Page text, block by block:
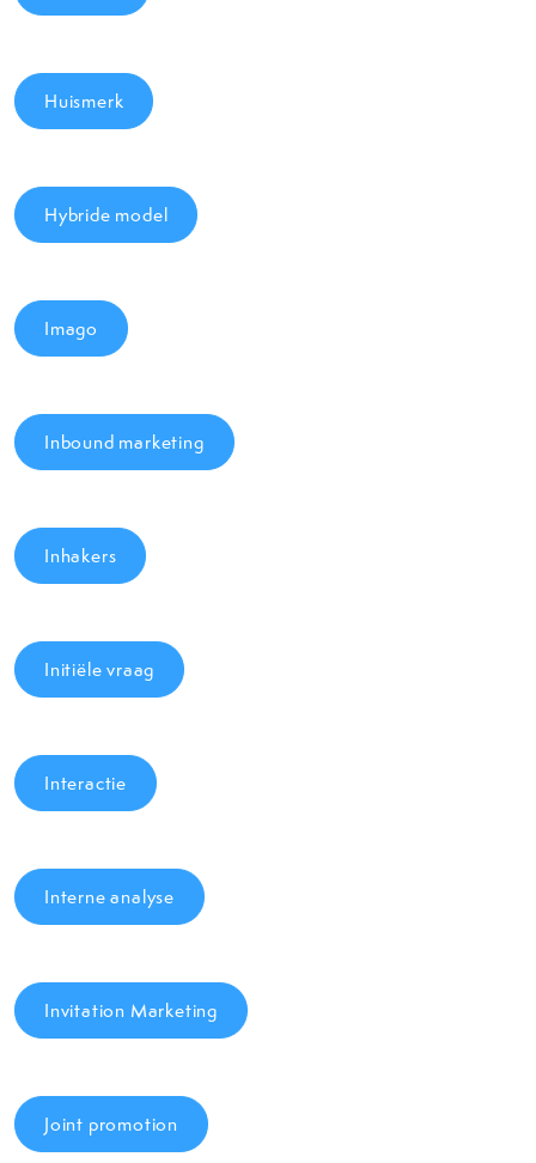
Huismerk
Hybride model
Imago
Inbound marketing
Inhakers
Initiële vraag
Interactie
Interne analyse
Invitation Marketing
Joint promotion